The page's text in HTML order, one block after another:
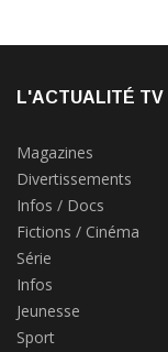
L'ACTUALITÉ TV
Magazines
Divertissements
Infos / Docs
Fictions / Cinéma
Série
Infos
Jeunesse
Sport